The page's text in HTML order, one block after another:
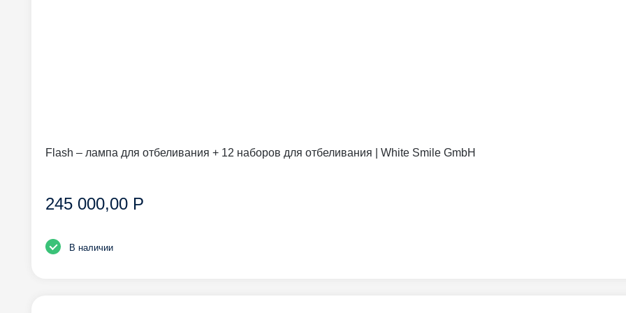
Flash – лампа для отбеливания + 12 наборов для отбеливания | White Smile GmbH
245 000,00 Р
В наличии